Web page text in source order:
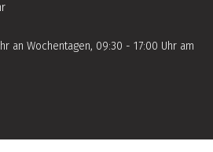
an Wochentagen, 09:30 - 17:00 Uhr am